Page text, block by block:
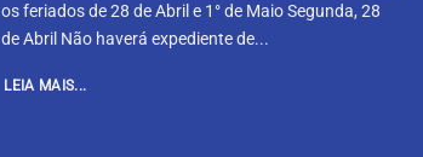
os feriados de 28 de Abril e 1° de Maio Segunda, 28
de Abril Não haverá expediente de...
LEIA MAIS...